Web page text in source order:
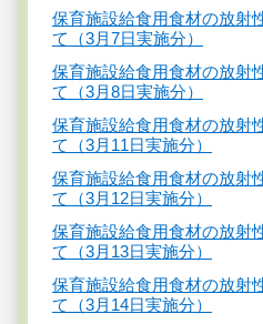
保育施設給食用食材の放射
て（3月7日実施分）
保育施設給食用食材の放射
て（3月8日実施分）
保育施設給食用食材の放射
て（3月11日実施分）
保育施設給食用食材の放射
て（3月12日実施分）
保育施設給食用食材の放射
て（3月13日実施分）
保育施設給食用食材の放射
て（3月14日実施分）